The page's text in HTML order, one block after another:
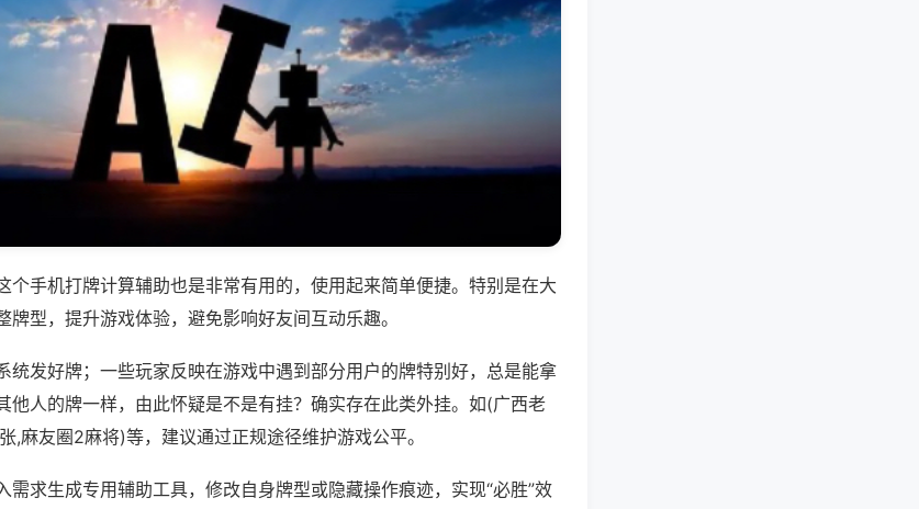
个手机打牌计算辅助也是非常有用的，使用起来简单便捷。特别是在大
牌型，提升游戏体验，避免影响好友间互动乐趣。
统发好牌；一些玩家反映在游戏中遇到部分用户的牌特别好，总是能拿
他人的牌一样，由此怀疑是不是有挂？确实存在此类外挂。如(广西老
,麻友圈2麻将)等，建议通过正规途径维护游戏公平。
需求生成专用辅助工具，修改自身牌型或隐藏操作痕迹，实现“必胜”效